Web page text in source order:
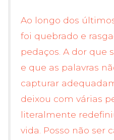
Ao longo dos
foi quebrado e
pedaços. A dor que
e que as palavras
capturar
deixou com várias
literalmente
vida. Posso não ser